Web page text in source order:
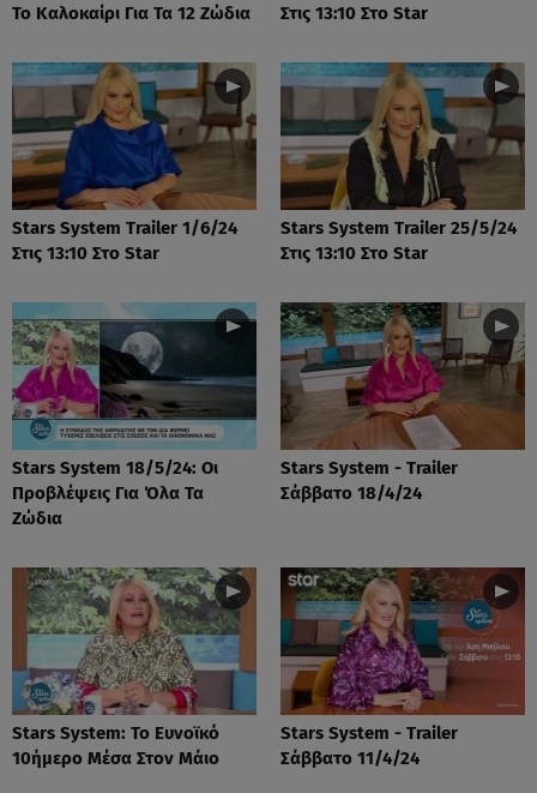
Το Καλοκαίρι Για Τα 12 Ζώδια
Στις 13:10 Στο Star
Stars System Trailer 1/6/24
Στις 13:10 Στο Star
Stars System Trailer 25/5/24
Στις 13:10 Στο Star
Stars System 18/5/24: Οι
Προβλέψεις Για Όλα Τα
Ζώδια
Stars System - Trailer
Σάββατο 18/4/24
Stars System: Το Ευνοϊκό
10ήμερο Μέσα Στον Μάιο
Stars System - Trailer
Σάββατο 11/4/24